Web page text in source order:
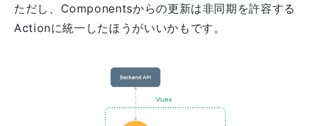
ただし、Componentsからの更新は非同期を許容する
Actionに統一したほうがいいかもです。